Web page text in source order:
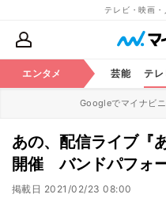
テレビ・映画
エンタメ 芸能 テ
Googleでマイナビ
あの、配信ライブ『
開催 バンドパフォ
掲載日 2021/02/23 08:00